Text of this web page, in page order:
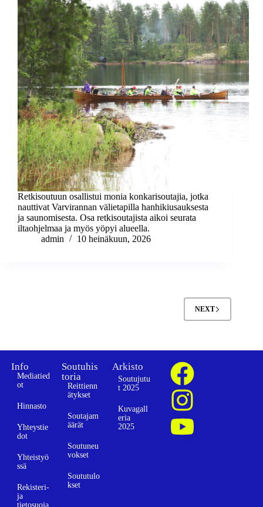
Retkisoutuun osallistui monia konkarisoutajia, jotka
nauttivat Varvirannan välietapilla hanhikiusauksesta
ja saunomisesta. Osa retkisoutajista aikoi seurata
iltaohjelmaa ja myös yöpyi alueella.
admin
10 heinäkuun, 2026
NEXT
Info
Mediatied
ot
Hinnasto
Yhteystie
dot
Yhteistyö
ssä
Rekisteri-
ja
tietosuoja
Soutuhis
toria
Reittienn
ätykset
Soutajam
äärät
Soutuneu
vokset
Soututulo
kset
Arkisto
Soutujutu
t 2025
Kuvagall
eria
2025